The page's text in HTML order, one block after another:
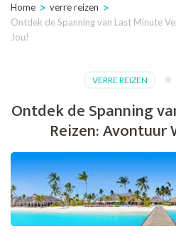
Home > verre reizen >
Ontdek de Spanning van Last Minute
Jou!
VERRE REIZEN
Ontdek de Spanning
Reizen: Avontuur